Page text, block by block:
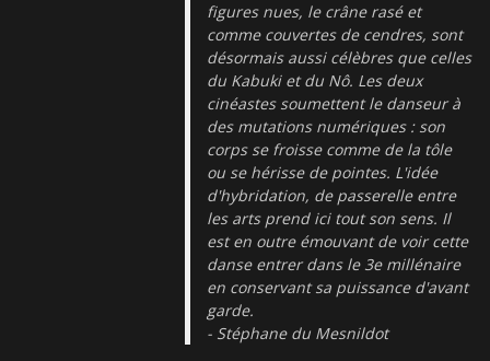
figures nues, le crâne rasé et
comme couvertes de cendres, sont
désormais aussi célèbres que celles
du Kabuki et du Nô. Les deux
cinéastes soumettent le danseur à
des mutations numériques : son
corps se froisse comme de la tôle
ou se hérisse de pointes. L'idée
d'hybridation, de passerelle entre
les arts prend ici tout son sens. Il
est en outre émouvant de voir cette
danse entrer dans le 3e millénaire
en conservant sa puissance d'avant
garde.
- Stéphane du Mesnildot